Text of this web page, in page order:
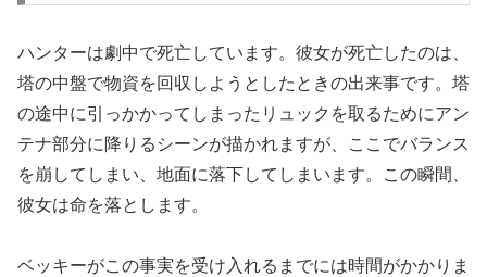
ハンターは劇中で死亡しています。彼女が死亡したのは、
塔の中盤で物資を回収しようとしたときの出来事です。塔
の途中に引っかかってしまったリュックを取るためにアン
テナ部分に降りるシーンが描かれますが、ここでバランス
を崩してしまい、地面に落下してしまいます。この瞬間、
彼女は命を落とします。
ベッキーがこの事実を受け入れるまでには時間がかかりま